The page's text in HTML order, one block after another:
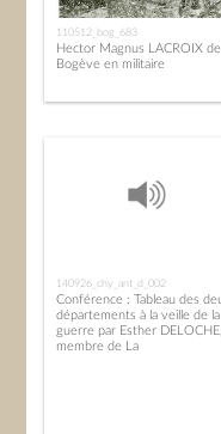
110512_bog_683
Hector Magnus LACROIX de
Bogève en militaire
140926_chy_ant_d_002
Conférence : Tableau des
départements à la veille de la
guerre par Esther DELOCHE,
membre de La